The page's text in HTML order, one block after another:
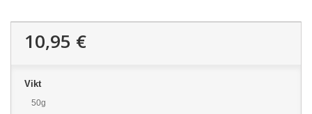
10,95 €
Vikt
50g